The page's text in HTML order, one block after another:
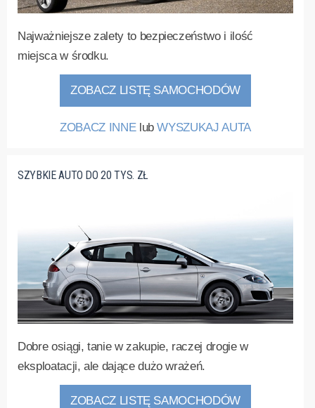
Najważniejsze zalety to bezpieczeństwo i ilość
miejsca w środku.
ZOBACZ LISTĘ SAMOCHODÓW
ZOBACZ INNElubWYSZUKAJ AUTA
SZYBKIE AUTO DO 20 TYS. ZŁ
Dobre osiągi, tanie w zakupie, raczej drogie w
eksploatacji, ale dające dużo wrażeń.
ZOBACZ LISTĘ SAMOCHODÓW